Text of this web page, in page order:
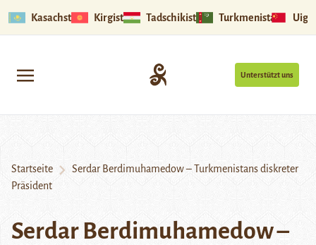
Kasachstan Kirgistan Tadschikistan Turkmenistan
Unterstützt uns
Startseite
Serdar Berdimuhamedow – Turkmenistans diskreter
Präsident
Serdar Berdimuhamedow –